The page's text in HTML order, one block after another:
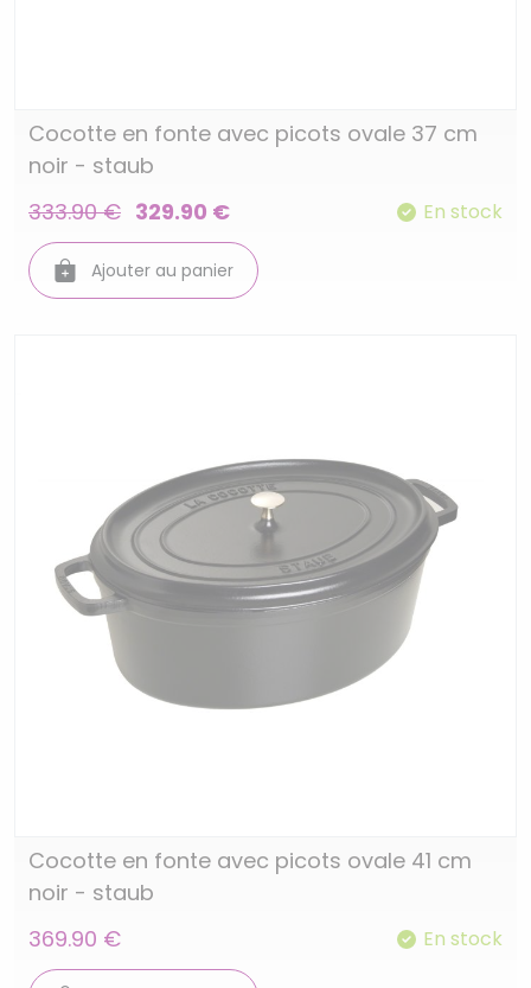
Cocotte en fonte avec picots ovale 37 cm
noir - staub
333.90 € 329.90 € En stock
Ajouter au panier
Cocotte en fonte avec picots ovale 41 cm
noir - staub
369.90 €
En stock